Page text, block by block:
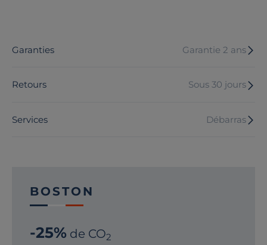
Garanties Garantie 2 ans
Retours Sous 30 jours
Services Débarras
BOSTON
-25% de CO2